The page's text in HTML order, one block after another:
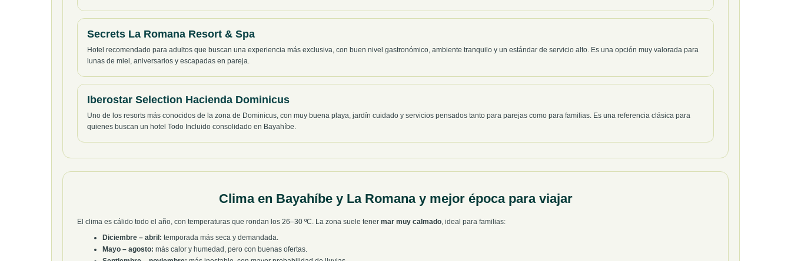
Secrets La Romana Resort & Spa
Hotel recomendado para adultos que buscan una experiencia más exclusiva, con buen nivel gastronómico, ambiente tranquilo y un estándar de servicio alto. Es una opción muy valorada para
lunas de miel, aniversarios y escapadas en pareja.
Iberostar Selection Hacienda Dominicus
Uno de los resorts más conocidos de la zona de Dominicus, con muy buena playa, jardín cuidado y servicios pensados tanto para parejas como para familias. Es una referencia clásica para
quienes buscan un hotel Todo Incluido consolidado en Bayahíbe.
Clima en Bayahíbe y La Romana y mejor época para viajar
El clima es cálido todo el año, con temperaturas que rondan los 26–30 ºC. La zona suele tener mar muy calmado, ideal para familias:
Diciembre – abril: temporada más seca y demandada.
Mayo – agosto: más calor y humedad, pero con buenas ofertas.